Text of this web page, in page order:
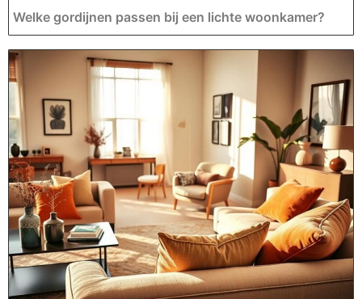
Welke gordijnen passen bij een lichte woonkamer?